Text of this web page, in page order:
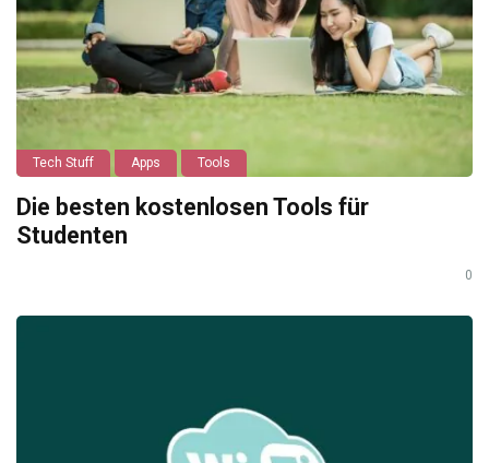
Tech Stuff Apps Tools
Die besten kostenlosen Tools für
Studenten
0